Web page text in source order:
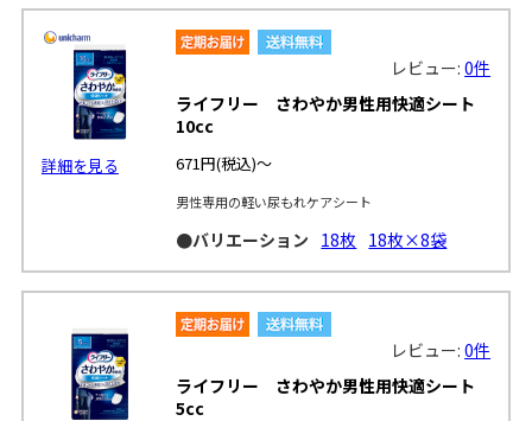
詳細を見る
レビュー:0件
ライフリー さわやか男性用快適シート
10cc
671円(税込)～
男性専用の軽い尿もれケアシート
●バリエーション 18枚 18枚×8袋
レビュー:0件
ライフリー さわやか男性用快適シート
5cc